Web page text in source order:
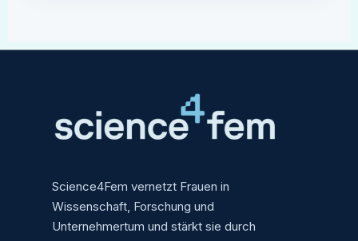
Science4Fem vernetzt Frauen in
Wissenschaft, Forschung und
Unternehmertum und stärkt sie durch